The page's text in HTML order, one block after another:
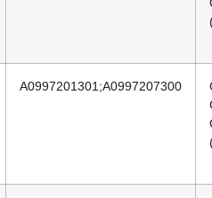
A0997201301;A0997207300